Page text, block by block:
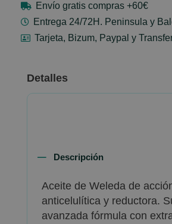
Envío gratis compras +60€
Entrega 24/72H. Peninsula y
Tarjeta, Bizum, Paypal y
Detalles
Descripción
Aceite de Weleda de
anticelulítica y reductora.
avanzada fórmula con